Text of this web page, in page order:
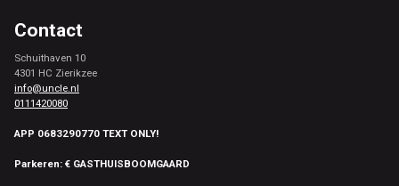
Contact
Schuithaven 10
4301 HC Zierikzee
info@uncle.nl
0111420080
APP 0683290770 TEXT ONLY!
Parkeren: € GASTHUISBOOMGAARD